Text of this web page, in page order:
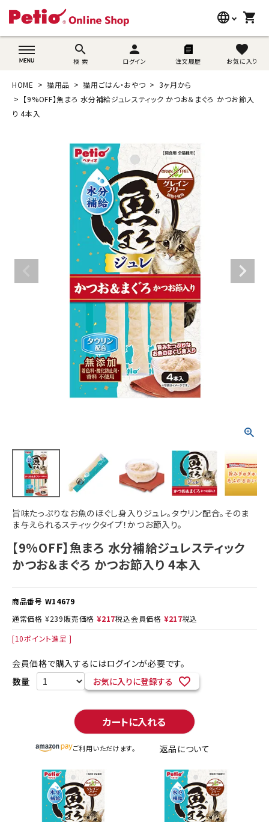
language
wovn-lang-name
shopping_cart
search
検 索
person
ログイン 注文履歴
favorite
お気に入り
search
猫用品
ブランド別に探す
目的別に探す
ご利用案内
ACCOUNT MENU
ようこそ ゲスト 様
person 新規会員登録
HOME 猫用品 猫用ごはん・おやつ
3ヶ月から
【9%OFF】魚まろ 水分補給ジュレスティック かつお＆まぐろ かつお節入
り 4本入
旨味たっぷりなお魚のほぐし身入りジュレ。タウリン配合。そのま
ま与えられるスティックタイプ！かつお節入り。
【9%OFF】魚まろ 水分補給ジュレスティック
かつお＆まぐろ かつお節入り 4本入
商品番号 W14679
通常価格 ¥239販売価格 ¥217税込会員価格 ¥217税込
[10ポイント進呈 ]
会員価格で購入するにはログインが必要です。
お気に入りに登録する
カートに入れる
ご利用いただけます。 返品について